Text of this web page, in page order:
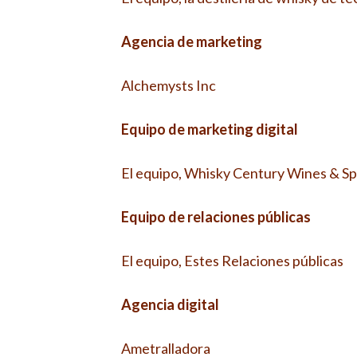
Agencia de marketing
Alchemysts Inc
Equipo de marketing digital
El equipo, Whisky Century Wines &
Equipo de relaciones públicas
El equipo, Estes Relaciones públicas
Agencia digital
Ametralladora